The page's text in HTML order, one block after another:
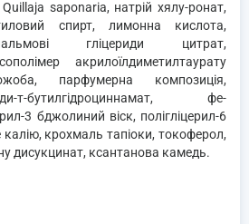
saponaria, натрій хялу-ронат,
спирт, лимонна кислота,
пальмові гліцериди цитрат,
акрилоїлдиметилтаурату
парфумерна композиція,
ди-т-бутилгідроциннамат, фе-
3 бджолиний віск, полігліцерил-6
крохмаль тапіоки, токоферол,
дисукцинат, ксантанова камедь.